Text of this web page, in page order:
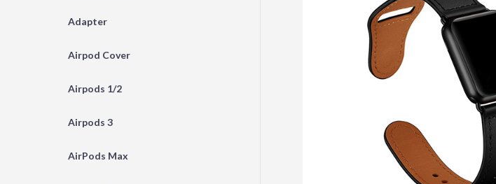
Adapter
Airpod Cover
Airpods 1/2
Airpods 3
AirPods Max